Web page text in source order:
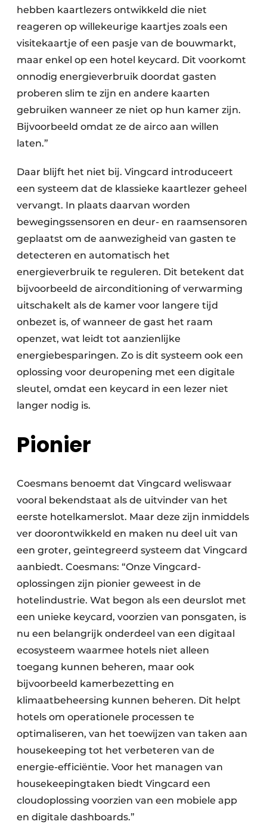
hebben kaartlezers ontwikkeld die niet
reageren op willekeurige kaartjes zoals een
visitekaartje of een pasje van de bouwmarkt,
maar enkel op een hotel keycard. Dit voorkomt
onnodig energieverbruik doordat gasten
proberen slim te zijn en andere kaarten
gebruiken wanneer ze niet op hun kamer zijn.
Bijvoorbeeld omdat ze de airco aan willen
laten.”
Daar blijft het niet bij. Vingcard introduceert
een systeem dat de klassieke kaartlezer geheel
vervangt. In plaats daarvan worden
bewegingssensoren en deur- en raamsensoren
geplaatst om de aanwezigheid van gasten te
detecteren en automatisch het
energieverbruik te reguleren. Dit betekent dat
bijvoorbeeld de airconditioning of verwarming
uitschakelt als de kamer voor langere tijd
onbezet is, of wanneer de gast het raam
openzet, wat leidt tot aanzienlijke
energiebesparingen. Zo is dit systeem ook een
oplossing voor deuropening met een digitale
sleutel, omdat een keycard in een lezer niet
langer nodig is.
Pionier
Coesmans benoemt dat Vingcard weliswaar
vooral bekendstaat als de uitvinder van het
eerste hotelkamerslot. Maar deze zijn inmiddels
ver doorontwikkeld en maken nu deel uit van
een groter, geïntegreerd systeem dat Vingcard
aanbiedt. Coesmans: “Onze Vingcard-
oplossingen zijn pionier geweest in de
hotelindustrie. Wat begon als een deurslot met
een unieke keycard, voorzien van ponsgaten, is
nu een belangrijk onderdeel van een digitaal
ecosysteem waarmee hotels niet alleen
toegang kunnen beheren, maar ook
bijvoorbeeld kamerbezetting en
klimaatbeheersing kunnen beheren. Dit helpt
hotels om operationele processen te
optimaliseren, van het toewijzen van taken aan
housekeeping tot het verbeteren van de
energie-efficiëntie. Voor het managen van
housekeepingtaken biedt Vingcard een
cloudoplossing voorzien van een mobiele app
en digitale dashboards.”